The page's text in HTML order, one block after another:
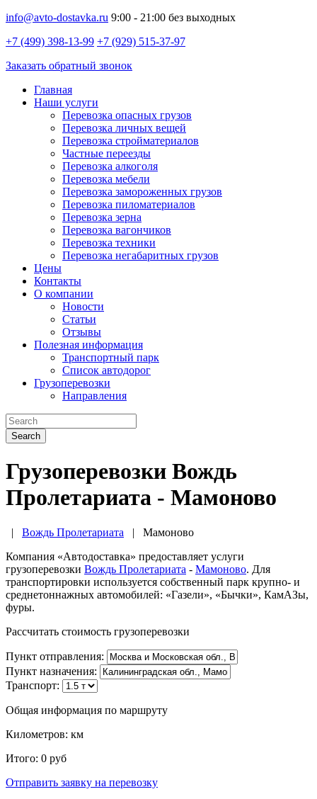
info@avto-dostavka.ru 9:00 - 21:00 без выходных
+7 (499) 398-13-99 +7 (929) 515-37-97
Заказать обратный звонок
Главная
Наши услуги
Перевозка опасных грузов
Перевозка личных вещей
Перевозка стройматериалов
Частные переезды
Перевозка алкоголя
Перевозка мебели
Перевозка замороженных грузов
Перевозка пиломатериалов
Перевозка зерна
Перевозка вагончиков
Перевозка техники
Перевозка негабаритных грузов
Цены
Контакты
О компании
Новости
Статьи
Отзывы
Полезная информация
Транспортный парк
Список автодорог
Грузоперевозки
Направления
Search
Грузоперевозки Вождь
Пролетариата - Мамоново
| Вождь Пролетариата | Мамоново
Компания «Автодоставка» предоставляет услуги
грузоперевозки Вождь Пролетариата - Мамоново. Для
транспортировки используется собственный парк крупно- и
среднетоннажных автомобилей: «Газели», «Бычки», КамАЗы,
фуры.
Рассчитать стоимость грузоперевозки
Пункт отправления:
Пункт назначения:
Транспорт:
Общая информация по маршруту
Километров: км
Итого: 0 руб
Отправить заявку на перевозку